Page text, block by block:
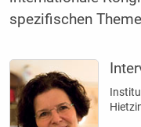
spezifischen